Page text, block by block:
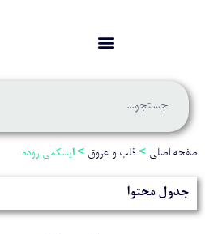
صفحه اصلی > قلب و عروق >ایسکمی روده
جدول محتوا